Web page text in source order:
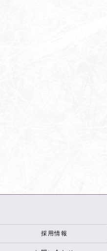
採用情報